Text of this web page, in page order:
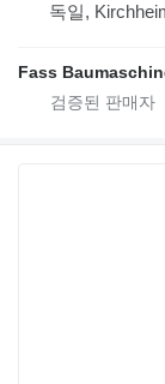
독일,
Fass